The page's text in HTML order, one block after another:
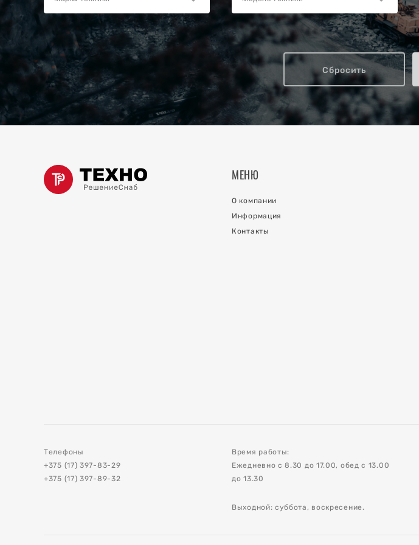
коллектора
Сбросить
МЕНЮ
О компании
Информация
Контакты
Телефоны
+375 (17) 397-83-29
+375 (17) 397-89-32
Время работы:
Ежедневно с 8.30 до 17.00, обед с 13.00
до 13.30
Выходной: суббота, воскресение.